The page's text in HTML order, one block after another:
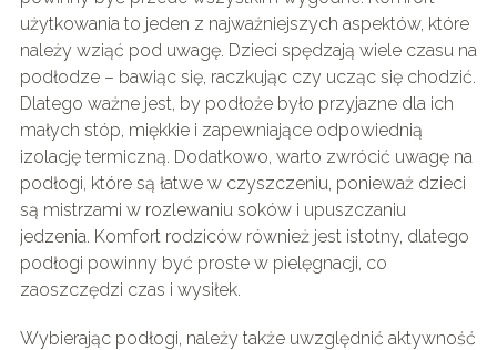
użytkowania to jeden z najważniejszych aspektów, które
należy wziąć pod uwagę. Dzieci spędzają wiele czasu na
podłodze – bawiąc się, raczkując czy ucząc się chodzić.
Dlatego ważne jest, by podłoże było przyjazne dla ich
małych stóp, miękkie i zapewniające odpowiednią
izolację termiczną. Dodatkowo, warto zwrócić uwagę na
podłogi, które są łatwe w czyszczeniu, ponieważ dzieci
są mistrzami w rozlewaniu soków i upuszczaniu
jedzenia. Komfort rodziców również jest istotny, dlatego
podłogi powinny być proste w pielęgnacji, co
zaoszczędzi czas i wysiłek.
Wybierając podłogi, należy także uwzględnić aktywność